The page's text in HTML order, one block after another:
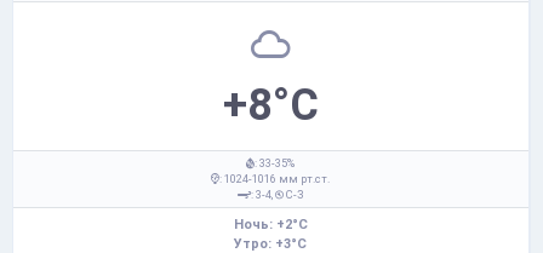
+8°C
: 33-35%
: 1024-1016 мм рт.ст.
: 3-4,
С-З
Ночь: +2°C
Утро: +3°C